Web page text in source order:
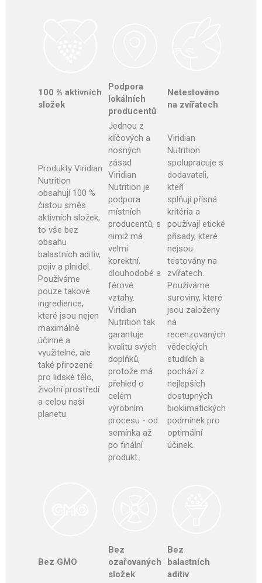
100 % aktivních
složek
Podpora
lokálních
producentů
Netestováno
na zvířatech
Produkty Viridian
Nutrition
obsahují 100 %
čistou směs
aktivních složek,
to vše bez
obsahu
balastních aditiv,
pojiv a plnidel.
Používáme
pouze takové
ingredience,
které jsou nejen
maximálně
účinné a
využitelné, ale
také přirozené
pro lidské tělo,
životní prostředí
a celou naši
planetu.
Jednou z
klíčových a
nosných
zásad
Viridian
Nutrition je
podpora
místních
producentů, s
nimiž má
velmi
korektní,
dlouhodobé a
férové
vztahy.
Viridian
Nutrition tak
garantuje
kvalitu svých
doplňků,
protože má
přehled o
celém
výrobním
procesu - od
semínka až
po finální
produkt.
Viridian
Nutrition
spolupracuje s
dodavateli,
kteří
splňují přísná
kritéria a
používají etické
přísady, které
nejsou
testovány na
zvířatech.
Používáme
suroviny, které
jsou založeny
na
recenzovaných
vědeckých
studiích a
pochází z
nejlepších
dostupných
bioklimatických
podmínek pro
optimální
účinek.
Bez GMO
Bez
ozařovaných
složek
Bez
balastních
aditiv